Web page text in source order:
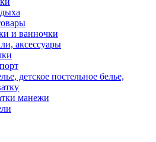
и ванночки
аксессуары
детское постельное белье,
манежи